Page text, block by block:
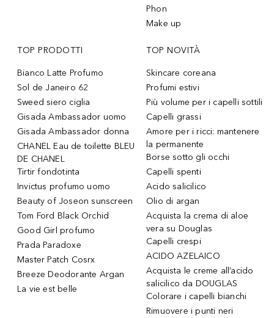
Phon
Make up
TOP PRODOTTI
Bianco Latte Profumo
Sol de Janeiro 62
Sweed siero ciglia
Gisada Ambassador uomo
Gisada Ambassador donna
CHANEL Eau de toilette BLEU
DE CHANEL
Tirtir fondotinta
Invictus profumo uomo
Beauty of Joseon sunscreen
Tom Ford Black Orchid
Good Girl profumo
Prada Paradoxe
Master Patch Cosrx
Breeze Deodorante Argan
La vie est belle
TOP NOVITÀ
Skincare coreana
Profumi estivi
Più volume per i capelli sottili
Capelli grassi
Amore per i ricci: mantenere
la permanente
Borse sotto gli occhi
Capelli spenti
Acido salicilico
Olio di argan
Acquista la crema di aloe
vera su Douglas
Capelli crespi
ACIDO AZELAICO
Acquista le creme all’acido
salicilico da DOUGLAS
Colorare i capelli bianchi
Rimuovere i punti neri